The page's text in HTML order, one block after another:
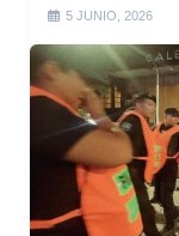
5 JUNIO, 2026